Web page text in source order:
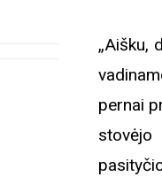
„Aišku,
pernai